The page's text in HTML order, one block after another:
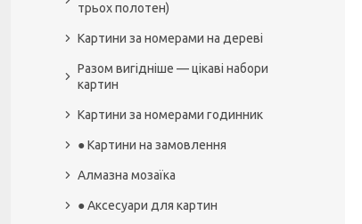
трьох полотен)
Картини за номерами на дереві
Разом вигідніше — цікаві набори
картин
Картини за номерами годинник
● Картини на замовлення
Алмазна мозаїка
● Аксесуари для картин